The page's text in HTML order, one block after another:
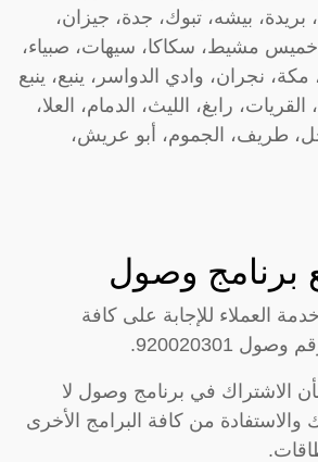
بريدة، بيشه، تبوك، جدة، جيزان،
خميس مشيط، سكاكا، سيهات، صبياء،
نجران، وادي الدواسر، ينبع، ينبع
القريات، رابغ، الليث، الدمام، العلا،
طريف، الجموم، أبو عريش،
برنامج وصول
العملاء للإجابة على كافة
920020301.
بأن الاشتراك في برنامج وصول لا
والاستفادة من كافة البرامج الأخرى